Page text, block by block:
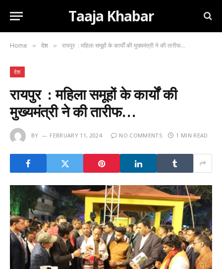
Taaja Khabar
Home » देश » रायपुर : महिला समूहों के कार्यों की मुख्यमंत्री ने की तारीफ…
देश
रायपुर : महिला समूहों के कार्यों की
मुख्यमंत्री ने की तारीफ…
BY FEBRUARY 11, 2024 NO COMMENTS 1 MIN READ